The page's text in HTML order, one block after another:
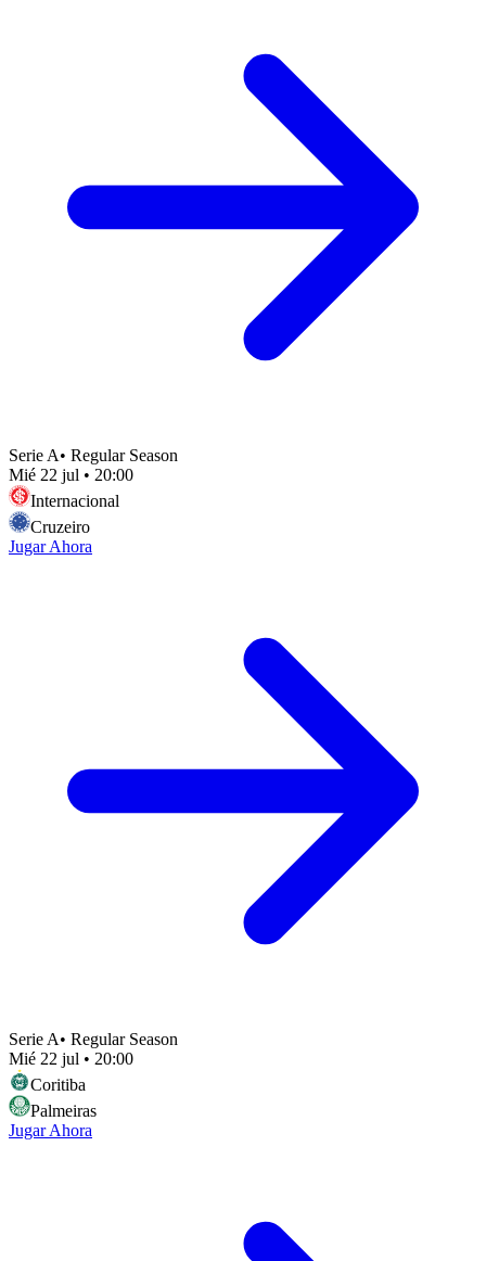
Serie A• Regular Season
Mié 22 jul • 20:00
Internacional
Cruzeiro
Jugar Ahora
Serie A• Regular Season
Mié 22 jul • 20:00
Coritiba
Palmeiras
Jugar Ahora